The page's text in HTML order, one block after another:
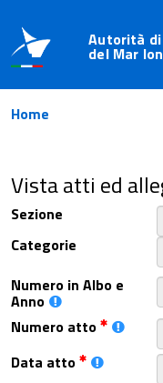
Autorità
del Mar
Home
Vista atti ed
Sezione
Categorie
Numero in Albo e
Anno
Numero atto
Data atto